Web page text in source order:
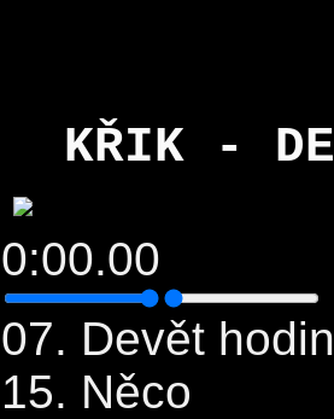
KŘIK -
0:00.00
07. Devět
15. Něco